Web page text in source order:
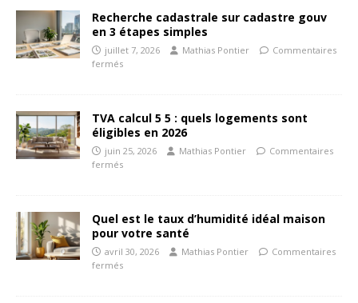
Recherche cadastrale sur cadastre gouv
en 3 étapes simples
juillet 7, 2026 Mathias Pontier
Commentaires
fermés
TVA calcul 5 5 : quels logements sont
éligibles en 2026
juin 25, 2026 Mathias Pontier
Commentaires
fermés
Quel est le taux d’humidité idéal maison
pour votre santé
avril 30, 2026 Mathias Pontier
Commentaires
fermés